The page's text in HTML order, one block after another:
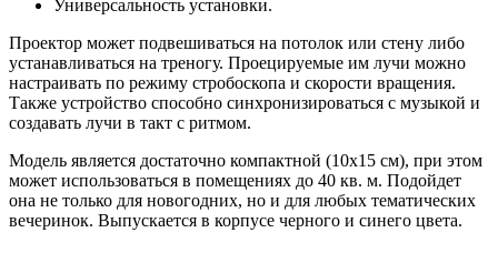
Универсальность установки.
Проектор может подвешиваться на потолок или стену либо
устанавливаться на треногу. Проецируемые им лучи можно
настраивать по режиму стробоскопа и скорости вращения.
Также устройство способно синхронизироваться с музыкой и
создавать лучи в такт с ритмом.
Модель является достаточно компактной (10х15 см), при этом
может использоваться в помещениях до 40 кв. м. Подойдет
она не только для новогодних, но и для любых тематических
вечеринок. Выпускается в корпусе черного и синего цвета.